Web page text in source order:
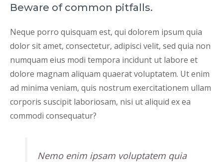
Beware of common pitfalls.
Neque porro quisquam est, qui dolorem ipsum quia
dolor sit amet, consectetur, adipisci velit, sed quia non
numquam eius modi tempora incidunt ut labore et
dolore magnam aliquam quaerat voluptatem. Ut enim
ad minima veniam, quis nostrum exercitationem ullam
corporis suscipit laboriosam, nisi ut aliquid ex ea
commodi consequatur?
Nemo enim ipsam voluptatem quia